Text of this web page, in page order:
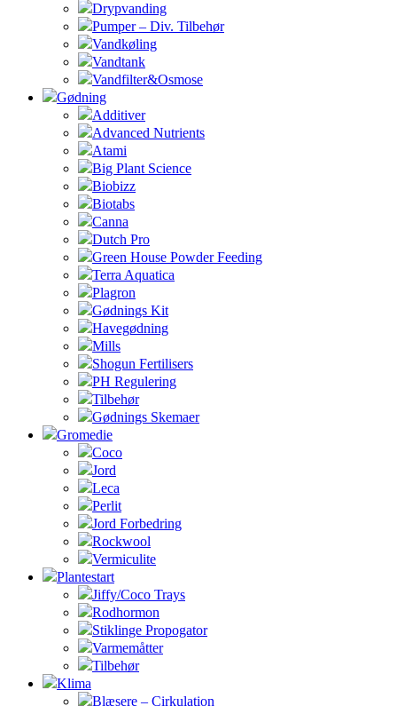
Drypvanding
Pumper – Div. Tilbehør
Vandkøling
Vandtank
Vandfilter&Osmose
Gødning
Additiver
Advanced Nutrients
Atami
Big Plant Science
Biobizz
Biotabs
Canna
Dutch Pro
Green House Powder Feeding
Terra Aquatica
Plagron
Gødnings Kit
Havegødning
Mills
Shogun Fertilisers
PH Regulering
Tilbehør
Gødnings Skemaer
Gromedie
Coco
Jord
Leca
Perlit
Jord Forbedring
Rockwool
Vermiculite
Plantestart
Jiffy/Coco Trays
Rodhormon
Stiklinge Propogator
Varmemåtter
Tilbehør
Klima
Blæsere – Cirkulation